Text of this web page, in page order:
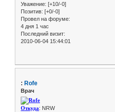
Уважение: [+10/-0]
Позитив: [+0/-0]
Провел на форуме:
4 дня 1 час
Последний визит:
2010-06-04 15:44:01
: Rofe
Врач
Откуда: NRW